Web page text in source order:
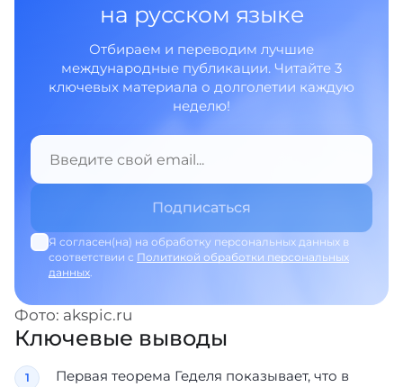
на русском языке
Отбираем и переводим лучшие
международные публикации. Читайте 3
ключевых материала о долголетии каждую
неделю!
Я согласен(на) на обработку персональных данных в
соответствии с Политикой обработки персональных
данных.
Фото: akspic.ru
Ключевые выводы
Первая теорема Геделя показывает, что в